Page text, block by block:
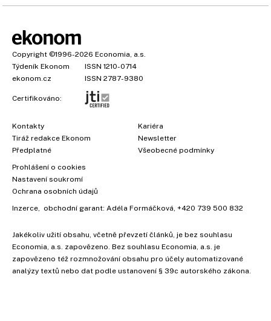
Copyright ©1996-2026 Economia, a.s.
Týdeník Ekonom
ISSN 1210-0714
ekonom.cz
ISSN 2787-9380
Certifikováno:
Kontakty
Tiráž redakce Ekonom
Předplatné
Kariéra
Newsletter
Všeobecné podmínky
Prohlášení o cookies
Nastavení soukromí
Ochrana osobních údajů
Inzerce , obchodní garant: Adéla Formáčková +420 739 500 832
Jakékoliv užití obsahu, včetně převzetí článků, je bez souhlasu
Economia, a.s. zapovězeno. Bez souhlasu Economia, a.s. je
zapovězeno též rozmnožování obsahu pro účely automatizované
analýzy textů nebo dat podle ustanovení § 39c autorského zákona.